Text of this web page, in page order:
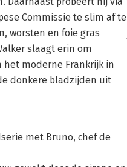
Commissie te slim af te
worsten en foie gras
slaagt erin om
moderne Frankrijk in
donkere bladzijden uit
met Bruno, chef de